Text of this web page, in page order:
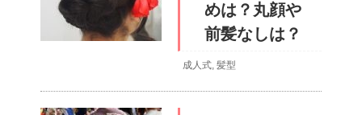
めは？丸顔や
前髪なしは？
成人式, 髪型